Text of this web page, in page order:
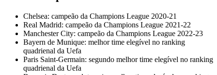
Chelsea: campeão da Champions League 2020-21
Real Madrid: campeão da Champions League 2021-22
Manchester City: campeão da Champions League 2022-23
Bayern de Munique: melhor time elegível no ranking
quadrienal da Uefa
Paris Saint-Germain: segundo melhor time elegível no ranking
quadrienal da Uefa